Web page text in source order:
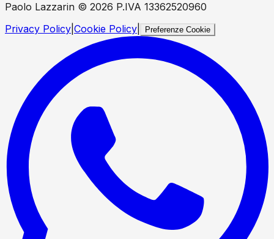
Paolo Lazzarin © 2026 P.IVA 13362520960
Privacy Policy Cookie Policy Preferenze Cookie